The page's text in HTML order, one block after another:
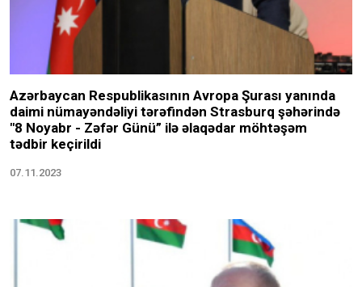
Azərbaycan Respublikasının Avropa Şurası yanında
daimi nümayəndəliyi tərəfindən Strasburq şəhərində
"8 Noyabr - Zəfər Günü” ilə əlaqədar möhtəşəm
tədbir keçirildi
07.11.2023